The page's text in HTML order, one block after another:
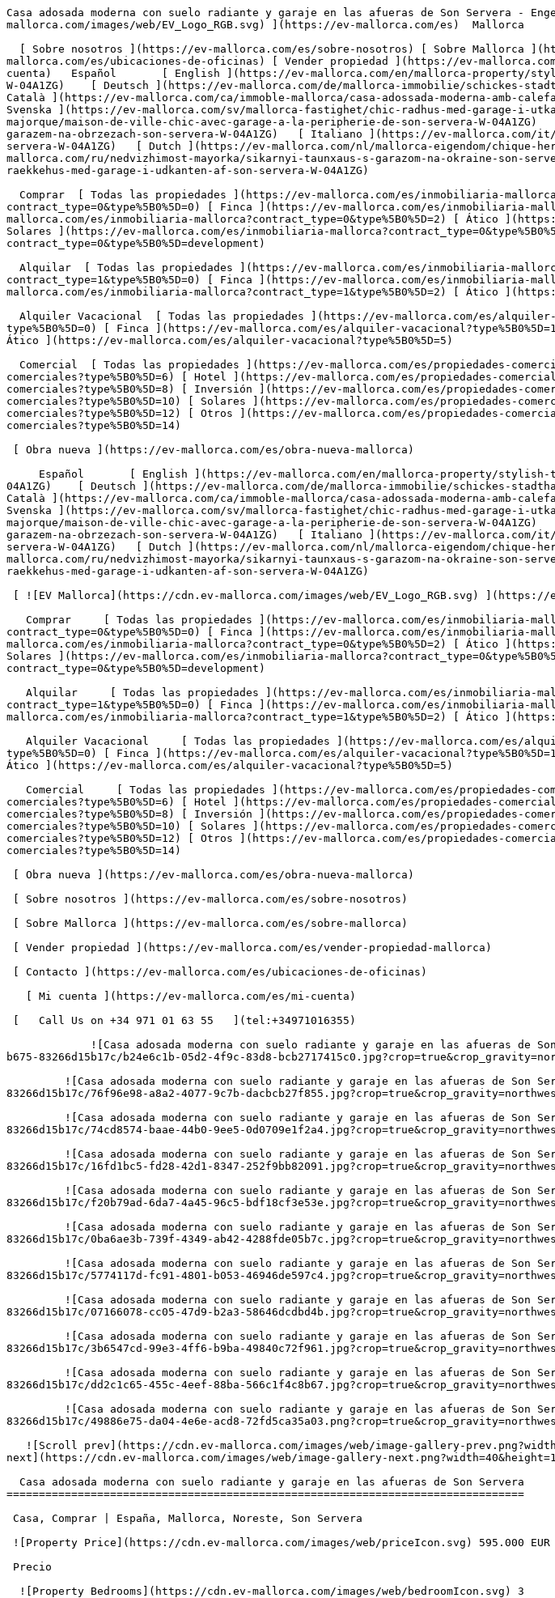
Casa adosada moderna con suelo radiante y garaje en las afueras de Son Servera - Engel &amp; Völkers Mallorca                [ ![EV Mallorca](https://cdn.ev-mallorca.com/images/web/EV_Logo_RGB.svg) ](https://ev-mallorca.com/es)  Mallorca  

  [ Sobre nosotros ](https://ev-mallorca.com/es/sobre-nosotros) [ Sobre Mallorca ](https://ev-mallorca.com/es/sobre-mallorca) [ Contacto ](https://ev-mallorca.com/es/ubicaciones-de-oficinas) [ Vender propiedad ](https://ev-mallorca.com/es/vender-propiedad-mallorca) [    Mi cuenta  ](https://ev-mallorca.com/es/mi-cuenta)   Español       [ English ](https://ev-mallorca.com/en/mallorca-property/stylish-townhouse-with-underfloor-heating-and-garage-on-the-outskirts-of-son-servera-W-04A1ZG)    [ Deutsch ](https://ev-mallorca.com/de/mallorca-immobilie/schickes-stadthaus-mit-fussbodenheizung-und-garage-am-ortsrand-von-son-servera-W-04A1ZG)   [ Català ](https://ev-mallorca.com/ca/immoble-mallorca/casa-adossada-moderna-amb-calefaccio-per-terra-radiant-i-garatge-a-les-afores-de-son-servera-W-04A1ZG)   [ Svenska ](https://ev-mallorca.com/sv/mallorca-fastighet/chic-radhus-med-garage-i-utkanten-av-son-servera-W-04A1ZG)   [ Français ](https://ev-mallorca.com/fr/bien-majorque/maison-de-ville-chic-avec-garage-a-la-peripherie-de-son-servera-W-04A1ZG)   [ Polski ](https://ev-mallorca.com/pl/nieruchomosc-majorce/elegancka-kamienica-z-garazem-na-obrzezach-son-servera-W-04A1ZG)   [ Italiano ](https://ev-mallorca.com/it/immobili-maiorca/elegante-villetta-a-schiera-con-garage-alla-periferia-di-son-servera-W-04A1ZG)   [ Dutch ](https://ev-mallorca.com/nl/mallorca-eigendom/chique-herenhuis-met-garage-aan-de-rand-van-son-servera-W-04A1ZG)   [ Русский ](https://ev-mallorca.com/ru/nedvizhimost-mayorka/sikarnyi-taunxaus-s-garazom-na-okraine-son-servera-W-04A1ZG)   [ Dansk ](https://ev-mallorca.com/da/mallorca-ejendom/chic-raekkehus-med-garage-i-udkanten-af-son-servera-W-04A1ZG)   

  Comprar  [ Todas las propiedades ](https://ev-mallorca.com/es/inmobiliaria-mallorca?contract_type=0) [ Casa ](https://ev-mallorca.com/es/inmobiliaria-mallorca?contract_type=0&type%5B0%5D=0) [ Finca ](https://ev-mallorca.com/es/inmobiliaria-mallorca?contract_type=0&type%5B0%5D=1) [ Apartamento ](https://ev-mallorca.com/es/inmobiliaria-mallorca?contract_type=0&type%5B0%5D=2) [ Ático ](https://ev-mallorca.com/es/inmobiliaria-mallorca?contract_type=0&type%5B0%5D=5) [ Solares ](https://ev-mallorca.com/es/inmobiliaria-mallorca?contract_type=0&type%5B0%5D=3) [ Obra nueva ](https://ev-mallorca.com/es/inmobiliaria-mallorca?contract_type=0&type%5B0%5D=development) 

  Alquilar  [ Todas las propiedades ](https://ev-mallorca.com/es/inmobiliaria-mallorca?contract_type=1) [ Casa ](https://ev-mallorca.com/es/inmobiliaria-mallorca?contract_type=1&type%5B0%5D=0) [ Finca ](https://ev-mallorca.com/es/inmobiliaria-mallorca?contract_type=1&type%5B0%5D=1) [ Apartamento ](https://ev-mallorca.com/es/inmobiliaria-mallorca?contract_type=1&type%5B0%5D=2) [ Ático ](https://ev-mallorca.com/es/inmobiliaria-mallorca?contract_type=1&type%5B0%5D=5) 

  Alquiler Vacacional  [ Todas las propiedades ](https://ev-mallorca.com/es/alquiler-vacacional) [ Casa ](https://ev-mallorca.com/es/alquiler-vacacional?type%5B0%5D=0) [ Finca ](https://ev-mallorca.com/es/alquiler-vacacional?type%5B0%5D=1) [ Apartamento ](https://ev-mallorca.com/es/alquiler-vacacional?type%5B0%5D=2) [ Ático ](https://ev-mallorca.com/es/alquiler-vacacional?type%5B0%5D=5) 

  Comercial  [ Todas las propiedades ](https://ev-mallorca.com/es/propiedades-comerciales) [ Agricultura y bosques ](https://ev-mallorca.com/es/propiedades-comerciales?type%5B0%5D=6) [ Hotel ](https://ev-mallorca.com/es/propiedades-comerciales?type%5B0%5D=7) [ Industria ](https://ev-mallorca.com/es/propiedades-comerciales?type%5B0%5D=8) [ Inversión ](https://ev-mallorca.com/es/propiedades-comerciales?type%5B0%5D=9) [ Gastronomía ](https://ev-mallorca.com/es/propiedades-comerciales?type%5B0%5D=10) [ Solares ](https://ev-mallorca.com/es/propiedades-comerciales?type%5B0%5D=11) [ Oficina ](https://ev-mallorca.com/es/propiedades-comerciales?type%5B0%5D=12) [ Otros ](https://ev-mallorca.com/es/propiedades-comerciales?type%5B0%5D=13) [ Tienda ](https://ev-mallorca.com/es/propiedades-comerciales?type%5B0%5D=14) 

 [ Obra nueva ](https://ev-mallorca.com/es/obra-nueva-mallorca) 

     Español       [ English ](https://ev-mallorca.com/en/mallorca-property/stylish-townhouse-with-underfloor-heating-and-garage-on-the-outskirts-of-son-servera-W-04A1ZG)    [ Deutsch ](https://ev-mallorca.com/de/mallorca-immobilie/schickes-stadthaus-mit-fussbodenheizung-und-garage-am-ortsrand-von-son-servera-W-04A1ZG)   [ Català ](https://ev-mallorca.com/ca/immoble-mallorca/casa-adossada-moderna-amb-calefaccio-per-terra-radiant-i-garatge-a-les-afores-de-son-servera-W-04A1ZG)   [ Svenska ](https://ev-mallorca.com/sv/mallorca-fastighet/chic-radhus-med-garage-i-utkanten-av-son-servera-W-04A1ZG)   [ Français ](https://ev-mallorca.com/fr/bien-majorque/maison-de-ville-chic-avec-garage-a-la-peripherie-de-son-servera-W-04A1ZG)   [ Polski ](https://ev-mallorca.com/pl/nieruchomosc-majorce/elegancka-kamienica-z-garazem-na-obrzezach-son-servera-W-04A1ZG)   [ Italiano ](https://ev-mallorca.com/it/immobili-maiorca/elegante-villetta-a-schiera-con-garage-alla-